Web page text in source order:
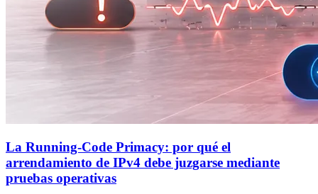
La Running-Code Primacy: por qué el
arrendamiento de IPv4 debe juzgarse mediante
pruebas operativas